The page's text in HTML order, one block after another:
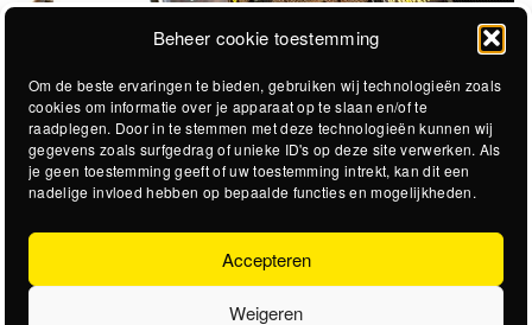
Beheer cookie toestemming
Om de beste ervaringen te bieden, gebruiken wij technologieën zoals
cookies om informatie over je apparaat op te slaan en/of te
raadplegen. Door in te stemmen met deze technologieën kunnen wij
gegevens zoals surfgedrag of unieke ID's op deze site verwerken. Als
je geen toestemming geeft of uw toestemming intrekt, kan dit een
nadelige invloed hebben op bepaalde functies en mogelijkheden.
Accepteren
Weigeren